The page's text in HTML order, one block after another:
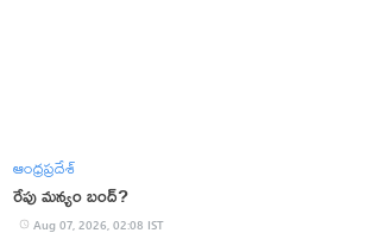
ఆంధ్రప్రదేశ్
రేపు మన్యం బంద్‌?
Aug 07, 2026, 02:08 IST